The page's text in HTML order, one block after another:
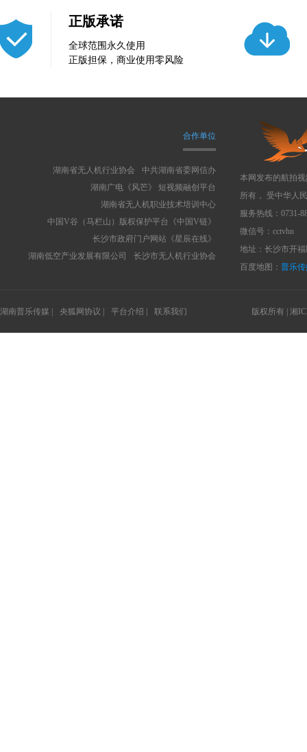
正版承诺
全球范围永久使用
正版担保，商业使用零风险
合作单位
中共湖南省委网信办
湖南省无人机行业协会
湖南广电《风芒》 短视频融创平台
湖南省无人机职业技术培训中心
中国V谷（马栏山）版权保护平台《中国V链》
长沙市政府门户网站《星辰在线》
长沙市无人机行业协会
湖南低空产业发展有限公司
本网发布的航拍
所有， 受中华人
服务热线：0731-
微信号：cctvhn
地址：长沙市开
百度地图： 普乐
湖南普乐传媒 | 央狐网协议 | 平台介绍 | 联系我们 版权所有 | 湘